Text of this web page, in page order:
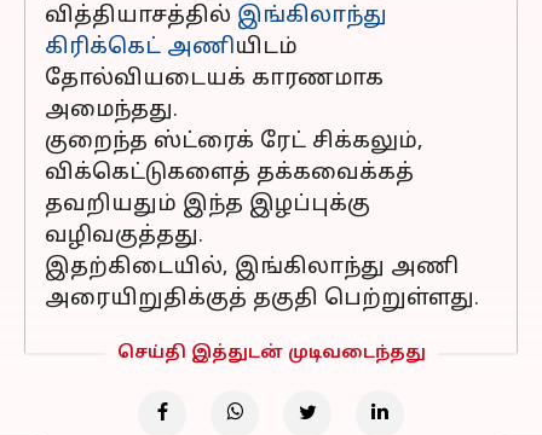
வித்தியாசத்தில் இங்கிலாந்து
கிரிக்கெட் அணியிடம்
தோல்வியடையக் காரணமாக
அமைந்தது.
குறைந்த ஸ்ட்ரைக் ரேட் சிக்கலும்,
விக்கெட்டுகளைத் தக்கவைக்கத்
தவறியதும் இந்த இழப்புக்கு
வழிவகுத்தது.
இதற்கிடையில், இங்கிலாந்து அணி
அரையிறுதிக்குத் தகுதி பெற்றுள்ளது.
செய்தி இத்துடன் முடிவடைந்தது